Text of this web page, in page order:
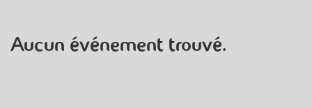
Aucun événement trouvé.